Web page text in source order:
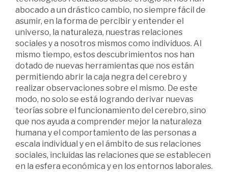
abocado a un drástico cambio, no siempre fácil de
asumir, en la forma de percibir y entender el
universo, la naturaleza, nuestras relaciones
sociales y a nosotros mismos como individuos. Al
mismo tiempo, estos descubrimientos nos han
dotado de nuevas herramientas que nos están
permitiendo abrir la caja negra del cerebro y
realizar observaciones sobre el mismo. De este
modo, no solo se está logrando derivar nuevas
teorías sobre el funcionamiento del cerebro, sino
que nos ayuda a comprender mejor la naturaleza
humana y el comportamiento de las personas a
escala individual y en el ámbito de sus relaciones
sociales, incluidas las relaciones que se establecen
en la esfera económica y en los entornos laborales.